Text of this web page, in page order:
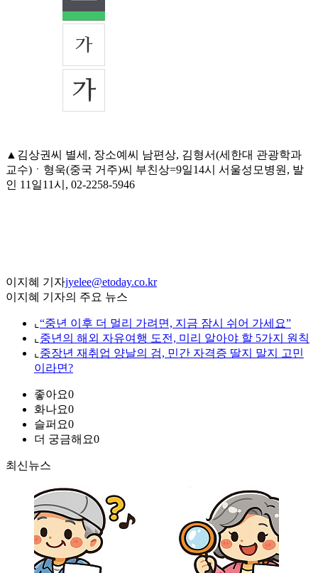
▲김상권씨 별세, 장소예씨 남편상, 김형서(세한대 관광학과
교수)ㆍ형욱(중국 거주)씨 부친상=9일14시 서울성모병원, 발
인 11일11시, 02-2258-5946
이지혜 기자jyelee@etoday.co.kr
이지혜 기자의 주요 뉴스
⌞ “중년 이후 더 멀리 가려면, 지금 잠시 쉬어 가세요”
⌞ 중년의 해외 자유여행 도전, 미리 알아야 할 5가지 원칙
⌞ 중장년 재취업 양날의 검, 민간 자격증 딸지 말지 고민
이라면?
좋아요0
화나요0
슬퍼요0
더 궁금해요0
최신뉴스